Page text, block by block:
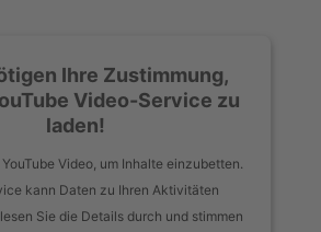
Ihre Zustimmung,
Video-Service zu
laden!
Video, um Inhalte einzubetten.
kann Daten zu Ihren Aktivitäten
Sie die Details durch und stimmen